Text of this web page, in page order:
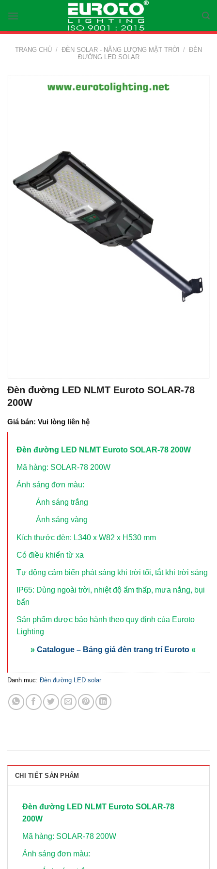
content
TRANG CHỦ / ĐÈN SOLAR - NĂNG LƯỢNG MẶT TRỜI / ĐÈN
ĐƯỜNG LED SOLAR
Đèn đường LED NLMT Euroto SOLAR-78
200W
Giá bán: Vui lòng liên hệ
Đèn đường LED NLMT Euroto SOLAR-78 200W
Mã hàng: SOLAR-78 200W
Ánh sáng đơn màu:
Ánh sáng trắng
Ánh sáng vàng
Kích thước đèn: L340 x W82 x H530 mm
Có điều khiển từ xa
Tự động cảm biến phát sáng khi trời tối, tắt khi trời sáng
IP65: Dùng ngoài trời, nhiệt độ ẩm thấp, mưa nắng, bụi
bẩn
Sản phẩm được bảo hành theo quy định của Euroto
Lighting
» Catalogue – Bảng giá đèn trang trí Euroto «
Danh mục: Đèn đường LED solar
CHI TIẾT SẢN PHẨM
Đèn đường LED NLMT Euroto SOLAR-78
200W
Mã hàng: SOLAR-78 200W
Ánh sáng đơn màu: